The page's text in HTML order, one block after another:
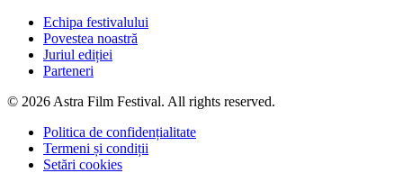
Echipa festivalului
Povestea noastră
Juriul ediției
Parteneri
© 2026 Astra Film Festival. All rights reserved.
Politica de confidențialitate
Termeni și condiții
Setări cookies